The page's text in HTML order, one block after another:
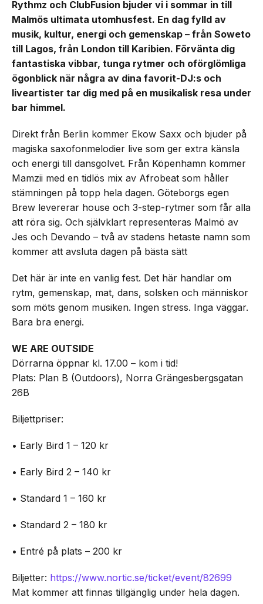
Rythmz och ClubFusion bjuder vi i sommar in till
Malmös ultimata utomhusfest. En dag fylld av
musik, kultur, energi och gemenskap – från Soweto
till Lagos, från London till Karibien. Förvänta dig
fantastiska vibbar, tunga rytmer och oförglömliga
ögonblick när några av dina favorit-DJ:s och
liveartister tar dig med på en musikalisk resa under
bar himmel.
Direkt från Berlin kommer Ekow Saxx och bjuder på
magiska saxofonmelodier live som ger extra känsla
och energi till dansgolvet. Från Köpenhamn kommer
Mamzii med en tidlös mix av Afrobeat som håller
stämningen på topp hela dagen. Göteborgs egen
Brew levererar house och 3-step-rytmer som får alla
att röra sig. Och självklart representeras Malmö av
Jes och Devando – två av stadens hetaste namn som
kommer att avsluta dagen på bästa sätt
Det här är inte en vanlig fest. Det här handlar om
rytm, gemenskap, mat, dans, solsken och människor
som möts genom musiken. Ingen stress. Inga väggar.
Bara bra energi.
WE ARE OUTSIDE
Dörrarna öppnar kl. 17.00 – kom i tid!
Plats: Plan B (Outdoors), Norra Grängesbergsgatan
26B
Biljettpriser:
• Early Bird 1 – 120 kr
• Early Bird 2 – 140 kr
• Standard 1 – 160 kr
• Standard 2 – 180 kr
• Entré på plats – 200 kr
Biljetter: https://www.nortic.se/ticket/event/82699
Mat kommer att finnas tillgänglig under hela dagen.